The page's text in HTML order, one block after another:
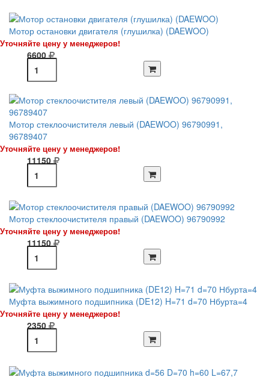
Мотор остановки двигателя (глушилка) (DAEWOO)
Уточняйте цену у менеджеров!
6600
Мотор стеклоочистителя левый (DAEWOO) 96790991,
96789407
Уточняйте цену у менеджеров!
11150
Мотор стеклоочистителя правый (DAEWOO) 96790992
Уточняйте цену у менеджеров!
11150
Муфта выжимного подшипника (DE12) H=71 d=70 Нбурта=4
Уточняйте цену у менеджеров!
2350